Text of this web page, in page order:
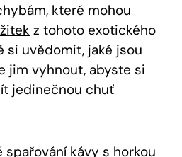
které mohou
z tohoto exotického
si uvědomit, jaké jsou
jim vyhnout, abyste si
jedinečnou chuť
kávy s horkou